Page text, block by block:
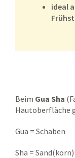
ideal
Beim Gua Sha
Hautoberfläche
Gua = Schaben
Sha = Sand(korn)